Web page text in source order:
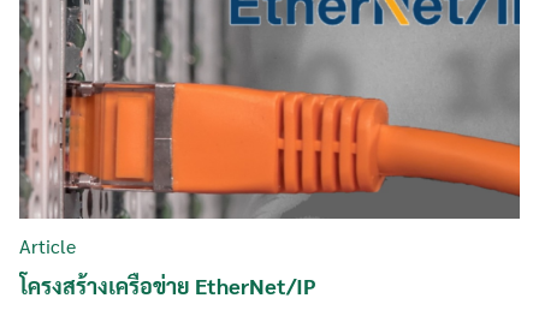
Search
for: Search
Article
โครงสร้างเครือข่าย EtherNet/IP